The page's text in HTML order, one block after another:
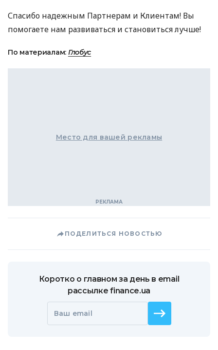
Спасибо надежным Партнерам и Клиентам! Вы
помогаете нам развиваться и становиться лучше!
По материалам: Глобус
Место для вашей рекламы
ПОДЕЛИТЬСЯ НОВОСТЬЮ
Коротко о главном за день в email
рассылке finance.ua
Ваш email